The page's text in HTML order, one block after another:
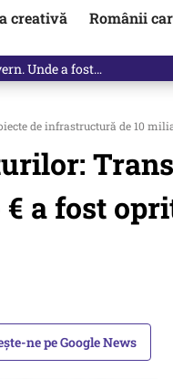
creativă
Românii
de infrastructură de 10
a fost
ne pe Google News